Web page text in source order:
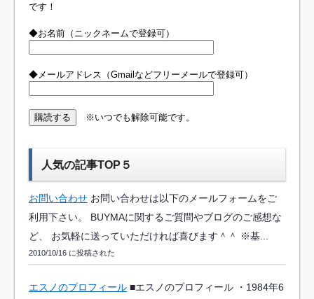
です！
◆お名前（ニックネームで登録可）
◆メールアドレス（Gmailなどフリーメールで登録可）
※いつでも解除可能です。
人気の記事TOP５
お問い合わせ お問い合わせは以下のメールフォームをご
利用下さい。 BUYMAに関するご質問やブログのご感想な
ど、 お気軽に送っていただければ喜びます＾＾ ※基...
2010/10/16 に投稿された
エスノのプロフィール ■エスノのプロフィール ・1984年6